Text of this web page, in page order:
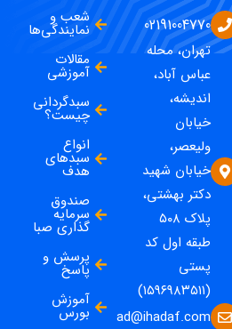
02191004770
تهران، محله
عباس آباد،
اندیشه،
خیابان
ولیعصر،
خیابان شهید
دکتر بهشتی،
پلاک ۵۰۸
طبقه اول کد
پستی
(۱۵۹۶۹۸۳۵۱۱)
ad@ihadaf.com
شعب و
نمایندگی‌ها
مقالات
آموزشی
سبدگردانی
چیست؟
انواع
سبدهای
هدف
صندوق
سرمایه
گذاری صبا
پرسش و
پاسخ
آموزش
بورس